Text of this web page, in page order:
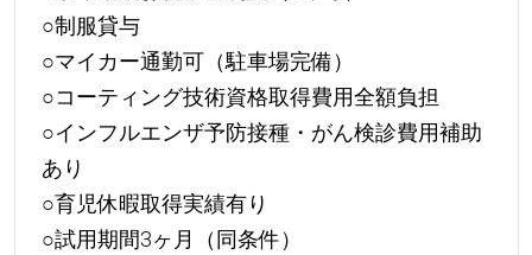
○制服貸与
○マイカー通勤可（駐車場完備）
○コーティング技術資格取得費用全額負担
○インフルエンザ予防接種・がん検診費用補助
あり
○育児休暇取得実績有り
○試用期間3ヶ月（同条件）